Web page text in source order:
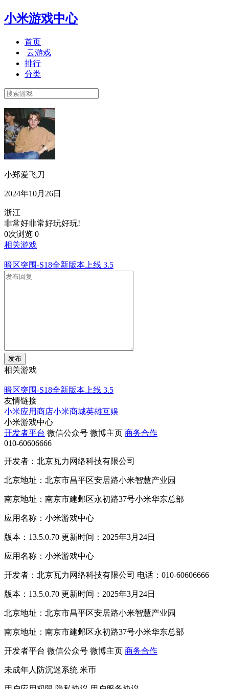
小米游戏中心
首页
云游戏
排行
分类
小郑爱飞刀
2024年10月26日
浙江
非常好非常好玩好玩!
0次浏览 0
相关游戏
暗区突围-S18全新版本上线 3.5
发布
相关游戏
暗区突围-S18全新版本上线 3.5
友情链接
小米应用商店小米商城英雄互娱
小米游戏中心
开发者平台 微信公众号 微博主页 商务合作
010-60606666
开发者：北京瓦力网络科技有限公司
北京地址：北京市昌平区安居路小米智慧产业园
南京地址：南京市建邺区永初路37号小米华东总部
应用名称：小米游戏中心
版本：13.5.0.70 更新时间：2025年3月24日
应用名称：小米游戏中心
开发者：北京瓦力网络科技有限公司 电话：010-60606666
版本：13.5.0.70 更新时间：2025年3月24日
北京地址：北京市昌平区安居路小米智慧产业园
南京地址：南京市建邺区永初路37号小米华东总部
开发者平台 微信公众号 微博主页 商务合作
未成年人防沉迷系统 米币